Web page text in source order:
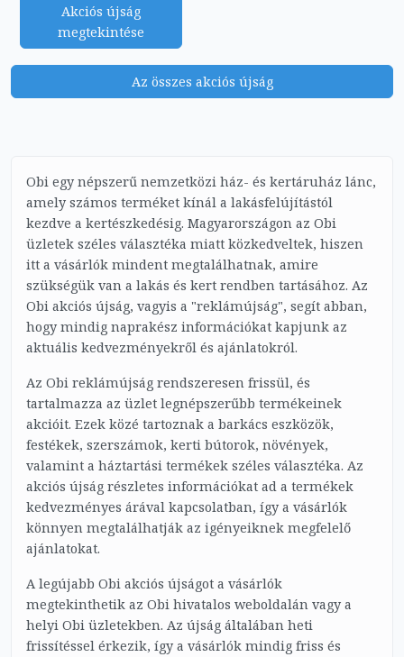
Akciós újság
megtekintése
Az összes akciós újság
Obi egy népszerű nemzetközi ház- és kertáruház lánc,
amely számos terméket kínál a lakásfelújítástól
kezdve a kertészkedésig. Magyarországon az Obi
üzletek széles választéka miatt közkedveltek, hiszen
itt a vásárlók mindent megtalálhatnak, amire
szükségük van a lakás és kert rendben tartásához. Az
Obi akciós újság, vagyis a "reklámújság", segít abban,
hogy mindig naprakész információkat kapjunk az
aktuális kedvezményekről és ajánlatokról.
Az Obi reklámújság rendszeresen frissül, és
tartalmazza az üzlet legnépszerűbb termékeinek
akcióit. Ezek közé tartoznak a barkács eszközök,
festékek, szerszámok, kerti bútorok, növények,
valamint a háztartási termékek széles választéka. Az
akciós újság részletes információkat ad a termékek
kedvezményes árával kapcsolatban, így a vásárlók
könnyen megtalálhatják az igényeiknek megfelelő
ajánlatokat.
A legújabb Obi akciós újságot a vásárlók
megtekinthetik az Obi hivatalos weboldalán vagy a
helyi Obi üzletekben. Az újság általában heti
frissítéssel érkezik, így a vásárlók mindig friss és